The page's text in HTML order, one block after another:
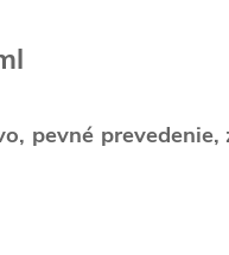
pevné prevedenie,